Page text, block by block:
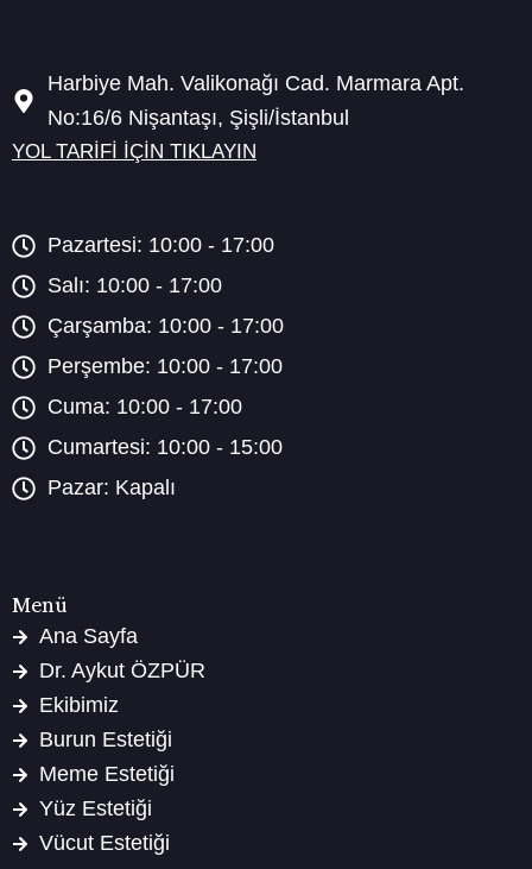
Harbiye Mah. Valikonağı Cad. Marmara Apt.
No:16/6 Nişantaşı, Şişli/İstanbul
YOL TARİFİ İÇİN TIKLAYIN
Pazartesi: 10:00 - 17:00
Salı: 10:00 - 17:00
Çarşamba: 10:00 - 17:00
Perşembe: 10:00 - 17:00
Cuma: 10:00 - 17:00
Cumartesi: 10:00 - 15:00
Pazar: Kapalı
Menü
Ana Sayfa
Dr. Aykut ÖZPÜR
Ekibimiz
Burun Estetiği
Meme Estetiği
Yüz Estetiği
Vücut Estetiği